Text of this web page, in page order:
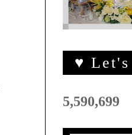
♥ Let's
5,590,699